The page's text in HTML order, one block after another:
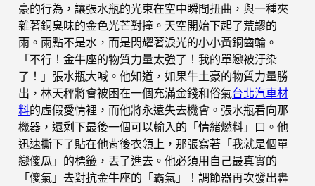
豪的行為，讓張水瓶的光束在空中瞬間扭曲，與一種夾
雜著銅臭味的金色光芒對撞。天空開始下起了荒謬的
雨。雨點不是水，而是閃耀著淚光的小小黃銅齒輪。
「不行！金牛座的物質力量太強了！我的單戀被汙染
了！」張水瓶大喊。他知道，如果牛土豪的物質力量勝
出，林天秤將會被困在一個充滿金錢和俗氣台北汽車材
料的虛假愛情裡，而他將永遠失去機會。張水瓶看向那
機器，還剩下最後一個可以輸入的「情緒燃料」口。他
迅速撕下了貼在他背後衣領上，那張寫著「我就是個單
戀傻瓜」的標籤，丟了進去。他必須用自己最真實的
「傻氣」去對抗金牛座的「霸氣」！調節器再次發出轟